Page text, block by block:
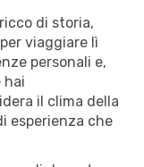
di storia,
viaggiare lì
personali e,
hai
il clima della
esperienza che